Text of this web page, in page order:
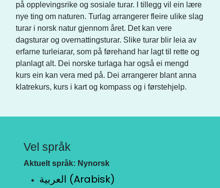
på opplevingsrike og sosiale turar. I tillegg vil ein lære
nye ting om naturen. Turlag arrangerer fleire ulike slag
turar i norsk natur gjennom året. Det kan vere
dagsturar og overnattingsturar. Slike turar blir leia av
erfarne turleiarar, som på førehand har lagt til rette og
planlagt alt. Dei norske turlaga har også ei mengd
kurs ein kan vera med på. Dei arrangerer blant anna
klatrekurs, kurs i kart og kompass og i førstehjelp.
Vel språk
Aktuelt språk: Nynorsk
العربية (Arabisk)